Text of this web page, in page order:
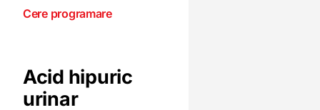
Cere programare
Acid hipuric
urinar